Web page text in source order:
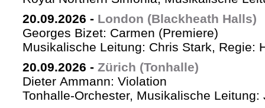
20.09.2026 - London (Blackheath Halls)
Georges Bizet: Carmen (Premiere)
Musikalische Leitung: Chris Stark, Regie:
20.09.2026 - Zürich (Tonhalle)
Dieter Ammann: Violation
Tonhalle-Orchester, Musikalische Leitung: